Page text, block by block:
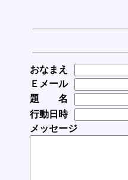
おなまえ
Ｅメール
題 名
行動日時
メッセージ